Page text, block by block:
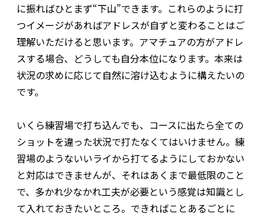
に振ればひとまず“下山”できます。これらのように打
つイメージがあればアドレスが自ずと変わることはご
理解いただけると思います。アマチュアの方がアドレ
スする場合、どうしても自分本位になります。本来は
状況の求めに応じて自然に溶け込むように構えたいの
です。
いくら練習場で打ち込んでも、コースに出たら全ての
ショットを違った状況で打たなくてはいけません。練
習場のようないいライから打てるようにしておかない
と対応はできませんが、それはあくまで最低限のこと
で、多かれ少なかれ工夫が必要という感覚は知識とし
て入れておきたいところ。できればことあるごとに